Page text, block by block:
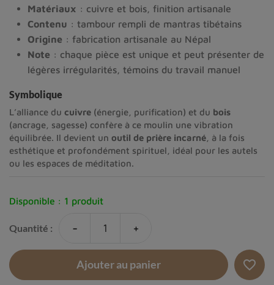
Matériaux : cuivre et bois, finition artisanale
Contenu : tambour rempli de mantras tibétains
Origine : fabrication artisanale au Népal
Note : chaque pièce est unique et peut présenter de
légères irrégularités, témoins du travail manuel
Symbolique
L’alliance du cuivre (énergie, purification) et du bois
(ancrage, sagesse) confère à ce moulin une vibration
équilibrée. Il devient un outil de prière incarné , à la fois
esthétique et profondément spirituel, idéal pour les autels
ou les espaces de méditation.
Disponible : 1 produit
Quantité : - +
Ajouter au panier favorite_border